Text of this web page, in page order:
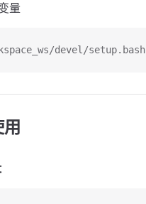
量
devel/setup.bash
：